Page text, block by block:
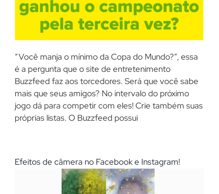
“Você manja o mínimo da Copa do Mundo?”, essa
é a pergunta que o site de entretenimento
Buzzfeed faz aos torcedores. Será que você sabe
mais que seus amigos? No intervalo do próximo
jogo dá para competir com eles! Crie também suas
próprias listas. O Buzzfeed possui
Efeitos de câmera no Facebook e Instagram!